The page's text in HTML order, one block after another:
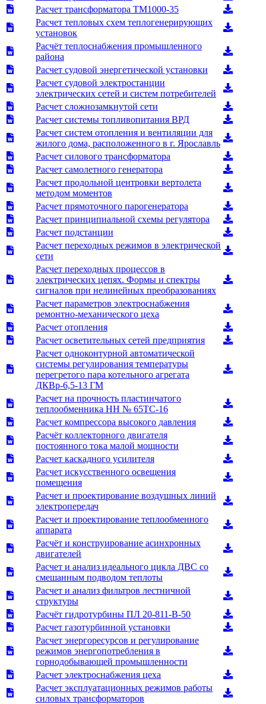
Расчет трансформатора ТМ1000-35
Расчет тепловых схем теплогенерирующих
установок
Расчёт теплоснабжения промышленного
района
Расчет судовой энергетической установки
Расчет судовой электростанции
электрических сетей и систем потребителей
Расчет сложнозамкнутой сети
Расчет системы топливопитания ВРД
Расчет систем отопления и вентиляции для
жилого дома, расположенного в г. Ярославль
Расчет силового трансформатора
Расчет самолетного генератора
Расчет продольной центровки вертолета
методом моментов
Расчет прямоточного парогенератора
Расчет принципиальной схемы регулятора
Расчет подстанции
Расчет переходных режимов в электрической
сети
Расчет переходных процессов в
электрических цепях. Формы и спектры
сигналов при нелинейных преобразованиях
Расчет параметров электроснабжения
ремонтно-механического цеха
Расчет отопления
Расчет осветительных сетей предприятия
Расчет одноконтурной автоматической
системы регулирования температуры
перегретого пара котельного агрегата
ДКВр-6,5-13 ГМ
Расчет на прочность пластинчатого
теплообменника НН № 65ТС-16
Расчет компрессора высокого давления
Расчёт коллекторного двигателя
постоянного тока малой мощности
Расчет каскадного усилителя
Расчет искусственного освещения
помещения
Расчет и проектирование воздушных линий
электропередач
Расчет и проектирование теплообменного
аппарата
Расчёт и конструирование асинхронных
двигателей
Расчет и анализ идеального цикла ДВС со
смешанным подводом теплоты
Расчет и анализ фильтров лестничной
структуры
Расчёт гидротурбины ПЛ 20-811-В-50
Расчет газотурбинной установки
Расчет энергоресурсов и регулирование
режимов энергопотребления в
горнодобывающей промышленности
Расчет электроснабжения цеха
Расчет эксплуатационных режимов работы
силовых трансформаторов